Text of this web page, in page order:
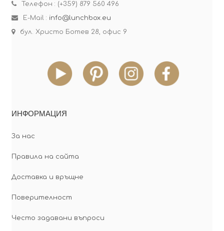
Телефон : (+359) 879 560 496
E-Mail : info@lunchbox.eu
бул. Христо Ботев 28, офис 9
ИНФОРМАЦИЯ
За нас
Правила на сайта
Доставка и връщне
Поверителност
Често задавани въпроси